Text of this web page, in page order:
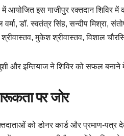
में आयोजित इस गाजीपुर रक्तदान शिविर
डॉ. स्वतंत्र सिंह, सन्दीप मिश्रा,
मुकेश श्रीवास्तव, विशाल
और इम्तियाज ने शिविर को सफल बनाने
पर जोर
को डोनर कार्ड और प्रमाण-